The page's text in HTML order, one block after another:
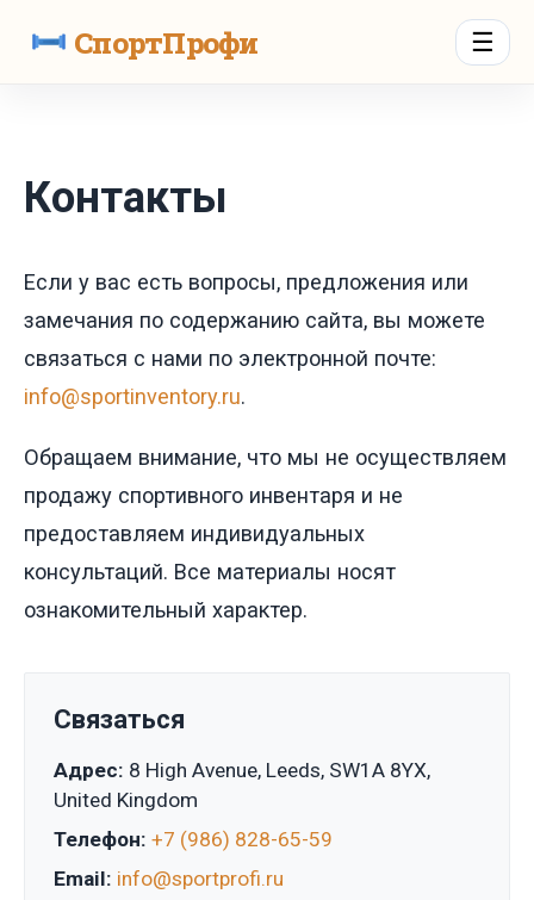
СпортПрофи ☰
Контакты
Если у вас есть вопросы, предложения или
замечания по содержанию сайта, вы можете
связаться с нами по электронной почте:
info@sportinventory.ru.
Обращаем внимание, что мы не осуществляем
продажу спортивного инвентаря и не
предоставляем индивидуальных
консультаций. Все материалы носят
ознакомительный характер.
Связаться
Адрес: 8 High Avenue, Leeds, SW1A 8YX,
United Kingdom
Телефон: +7 (986) 828-65-59
Email: info@sportprofi.ru